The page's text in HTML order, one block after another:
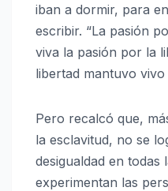
iban a dormir, para
escribir. “La pasión
viva la pasión por la
libertad mantuvo vivo
Pero recalcó que,
la esclavitud, no se
desigualdad en todas
experimentan las